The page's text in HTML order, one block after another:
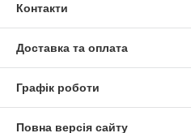
Контакти
Доставка та оплата
Графік роботи
Повна версія сайту